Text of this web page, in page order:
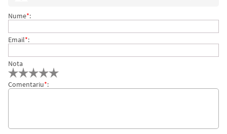
Nume*:
Email*:
Nota
Comentariu*: